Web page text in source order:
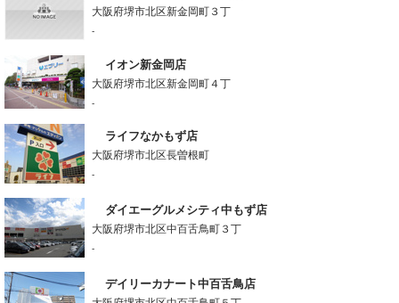
大阪府堺市北区新金岡町３丁
-
イオン新金岡店
大阪府堺市北区新金岡町４丁
-
ライフなかもず店
大阪府堺市北区長曽根町
-
ダイエーグルメシティ中もず店
大阪府堺市北区中百舌鳥町３丁
-
デイリーカナート中百舌鳥店